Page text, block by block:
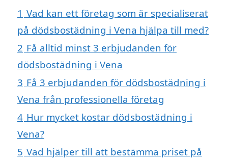
1 Vad kan ett företag som är specialiserat
på dödsbostädning i Vena hjälpa till med?
2 Få alltid minst 3 erbjudanden för
dödsbostädning i Vena
3 Få 3 erbjudanden för dödsbostädning i
Vena från professionella företag
4 Hur mycket kostar dödsbostädning i
Vena?
5 Vad hjälper till att bestämma priset på